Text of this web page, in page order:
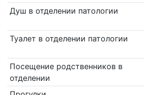
Душ в отделении патологии
Туалет в отделении патологии
Посещение родственников в
отделении